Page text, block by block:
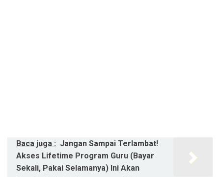
Baca juga : Jangan Sampai Terlambat!
Akses Lifetime Program Guru (Bayar
Sekali, Pakai Selamanya) Ini Akan